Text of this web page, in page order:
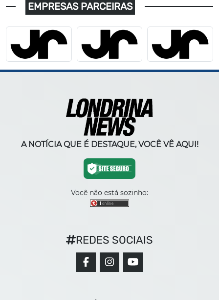
EMPRESAS PARCEIRAS
A NOTÍCIA QUE É DESTAQUE, VOCÊ VÊ AQUI!
Você não está sozinho:
REDES SOCIAIS